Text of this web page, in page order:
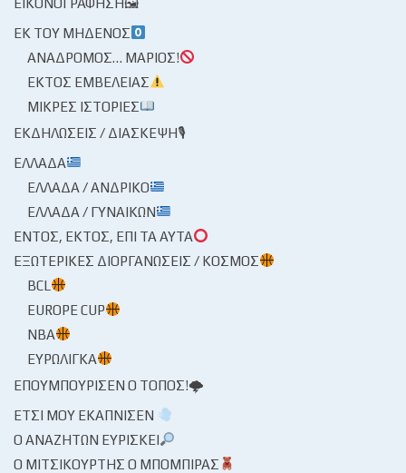
ΕΚ ΤΟΥ ΜΗΔΕΝΌΣ
ΑΝΆΔΡΟΜΟΣ… ΜΆΡΙΟΣ!
ΕΚΤΌΣ ΕΜΒΈΛΕΙΑΣ
ΜΙΚΡΈΣ ΙΣΤΟΡΊΕΣ
ΕΚΔΗΛΏΣΕΙΣ / ΔΙΆΣΚΕΨΗ🎙
ΕΛΛΆΔΑ
ΕΛΛΆΔΑ / ΑΝΔΡΙΚΌ
ΕΛΛΆΔΑ / ΓΥΝΑΙΚΏΝ
ΕΝΤΌΣ, ΕΚΤΌΣ, ΕΠΊ ΤΑ ΑΥΤΆ
ΕΞΩΤΕΡΙΚΈΣ ΔΙΟΡΓΑΝΏΣΕΙΣ / ΚΌΣΜΟΣ
BCL
EUROPE CUP
NBA
ΕΥΡΩΛΊΓΚΑ
ΕΠΟΥΜΠΟΎΡΙΣΕΝ Ο ΤΌΠΟΣ!🌩
ΈΤΣΙ ΜΟΥ ΕΚΆΠΝΙΣΕΝ
Ο ΑΝΑΖΗΤΏΝ ΕΥΡΊΣΚΕΙ
Ο ΜΙΤΣΙΚΟΥΡΤΉΣ Ο ΜΠΌΜΠΙΡΑΣ